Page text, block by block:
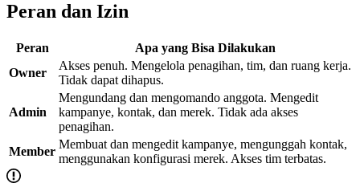
Peran dan Izin
Peran
Apa yang Bisa Dilakukan
Owner
Akses penuh. Mengelola penagihan, tim, dan ruang kerja.
Tidak dapat dihapus.
Admin
Mengundang dan mengomando anggota. Mengedit
kampanye, kontak, dan merek. Tidak ada akses
penagihan.
Member
Membuat dan mengedit kampanye, mengunggah kontak,
menggunakan konfigurasi merek. Akses tim terbatas.